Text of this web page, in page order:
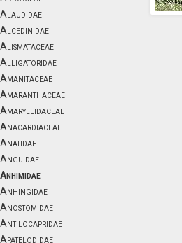
Alaudidae
Alcedinidae
Alismataceae
Alligatoridae
Amanitaceae
Amaranthaceae
Amaryllidaceae
Anacardiaceae
Anatidae
Anguidae
Anhimidae
Anhingidae
Anostomidae
Antilocapridae
Apatelodidae